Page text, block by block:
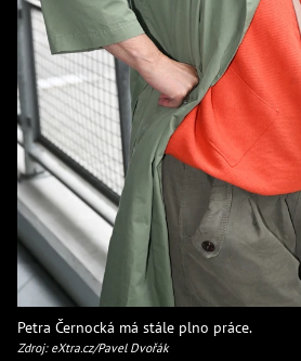
Petra Černocká má stále plno práce.
Zdroj: eXtra.cz/Pavel Dvořák